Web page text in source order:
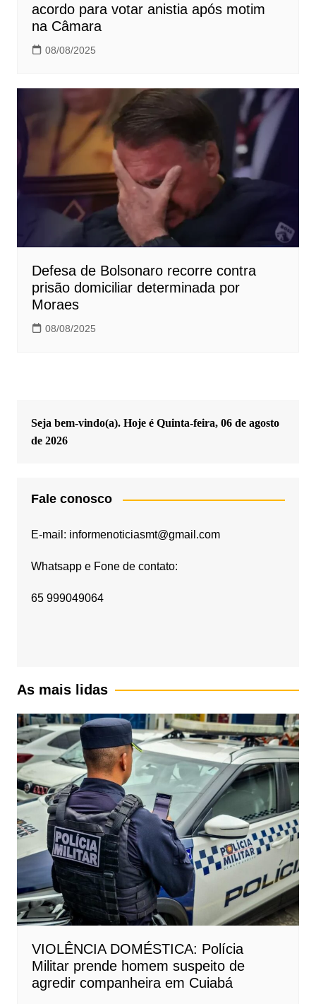
acordo para votar anistia após motim
na Câmara
08/08/2025
Defesa de Bolsonaro recorre contra
prisão domiciliar determinada por
Moraes
08/08/2025
Seja bem-vindo(a). Hoje é Quinta-feira, 06 de agosto
de 2026
Fale conosco
E-mail: informenoticiasmt@gmail.com
Whatsapp e Fone de contato:
65 999049064
As mais lidas
VIOLÊNCIA DOMÉSTICA: Polícia
Militar prende homem suspeito de
agredir companheira em Cuiabá